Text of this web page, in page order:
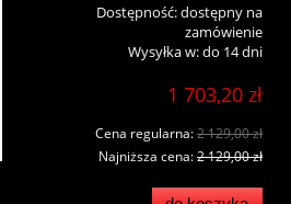
Dostępność:dostępny na
zamówienie
Wysyłka w:do 14 dni
1 703,20 zł
Cena regularna:2 129,00 zł
Najniższa cena:2 129,00 zł